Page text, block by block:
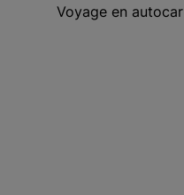
Voyage en autocar